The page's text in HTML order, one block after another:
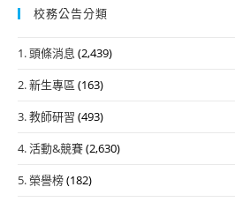
校務公告分類
1. 頭條消息 (2,439)
2. 新生專區 (163)
3. 教師研習 (493)
4. 活動&競賽(2,630)
5. 榮譽榜(182)